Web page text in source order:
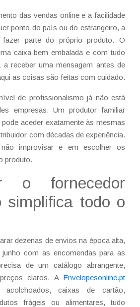
das vendas online e a facilidade
ponto do país ou do estrangeiro, a
parte do próprio produto. O
caixa bem embalada e com tudo
receber uma mensagem antes de
as coisas são feitas com cuidado.
de profissionalismo já não está
empresas. Um produtor familiar
aceder exatamente às mesmas
com décadas de experiência.
improvisar e em escolher os
produto.
o fornecedor
simplifica todo o
dezenas de envios na época alta,
com as encomendas para as
de um catálogo abrangente,
claros. A Envelopesonline.pt
acolchoados, caixas de cartão,
frágeis ou alimentares, tudo